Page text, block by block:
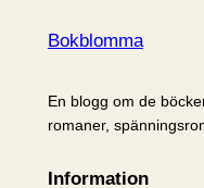
Bokblomma
En blogg om de
romaner,
Information